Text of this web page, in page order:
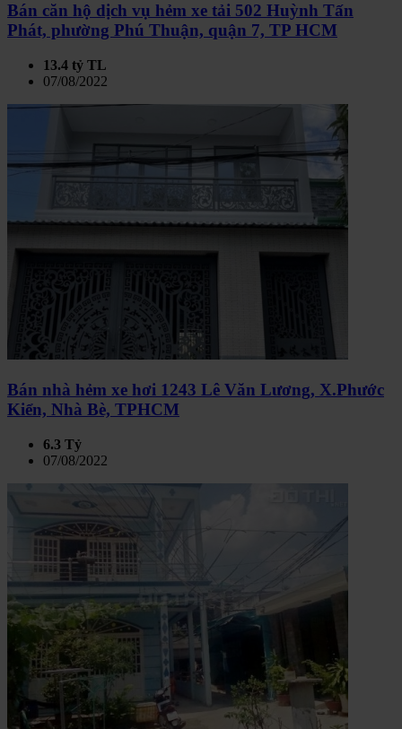
Bán căn hộ dịch vụ hẻm xe tải 502 Huỳnh Tấn
Phát, phường Phú Thuận, quận 7, TP HCM
13.4 tỷ TL
07/08/2022
Bán nhà hẻm xe hơi 1243 Lê Văn Lương, X.Phước
Kiển, Nhà Bè, TPHCM
6.3 Tỷ
07/08/2022